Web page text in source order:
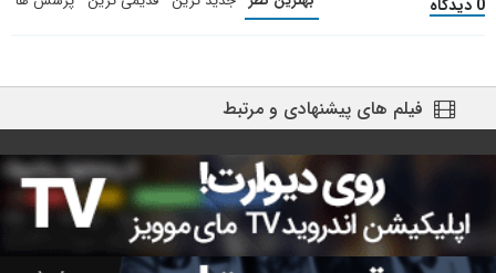
0 دیدگاه
فیلم های پیشنهادی و مرتبط